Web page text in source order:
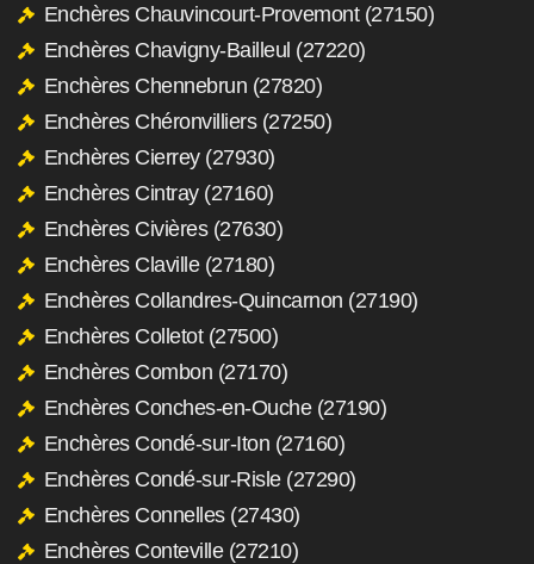
Enchères Chauvincourt-Provemont (27150)
Enchères Chavigny-Bailleul (27220)
Enchères Chennebrun (27820)
Enchères Chéronvilliers (27250)
Enchères Cierrey (27930)
Enchères Cintray (27160)
Enchères Civières (27630)
Enchères Claville (27180)
Enchères Collandres-Quincarnon (27190)
Enchères Colletot (27500)
Enchères Combon (27170)
Enchères Conches-en-Ouche (27190)
Enchères Condé-sur-Iton (27160)
Enchères Condé-sur-Risle (27290)
Enchères Connelles (27430)
Enchères Conteville (27210)